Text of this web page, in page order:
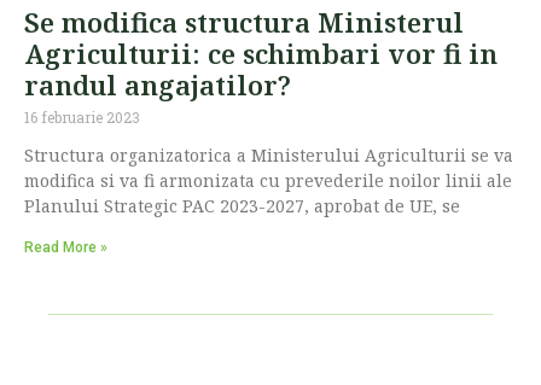
Se modifica structura Ministerul
Agriculturii: ce schimbari vor fi in
randul angajatilor?
16 februarie 2023
Structura organizatorica a Ministerului Agriculturii se va
modifica si va fi armonizata cu prevederile noilor linii ale
Planului Strategic PAC 2023-2027, aprobat de UE, se
Read More »